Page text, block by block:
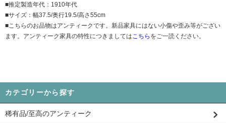
■推定製造年代：1910年代
■サイズ：幅37.5/奥行19.5/高さ55cm
■こちらのお品物はアンティークです。新品家具にはない小傷や歪み等がござい
ます。アンティーク家具の特性につきましては こちら をご一読ください。
カテゴリーから探す
稀有品/至高のアンティーク